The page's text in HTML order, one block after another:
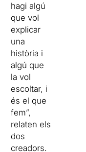
hagi algú
que vol
explicar
una
història i
algú que
la vol
escoltar, i
és el que
fem”,
relaten els
dos
creadors.